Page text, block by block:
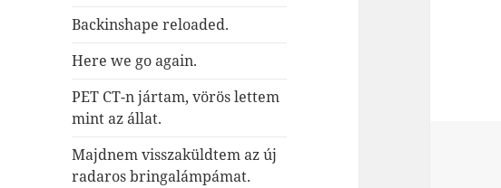
Backinshape reloaded.
Here we go again.
PET CT-n jártam, vörös lettem
mint az állat.
Majdnem visszaküldtem az új
radaros bringalámpámat.